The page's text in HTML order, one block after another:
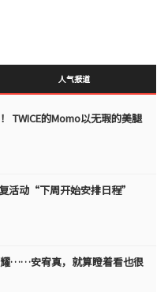
人气报道
TWICE的Momo以无瑕的美腿
活动“下周开始安排日程”
……安宥真，就算瞪着看也很